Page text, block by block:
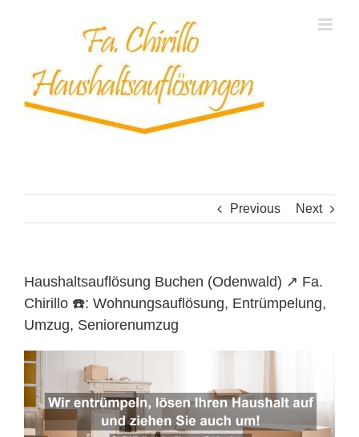
Previous Next
Haushaltsauflösung Buchen (Odenwald) ↗️ Fa.
Chirillo ☎️: Wohnungsauflösung, Entrümpelung,
Umzug, Seniorenumzug